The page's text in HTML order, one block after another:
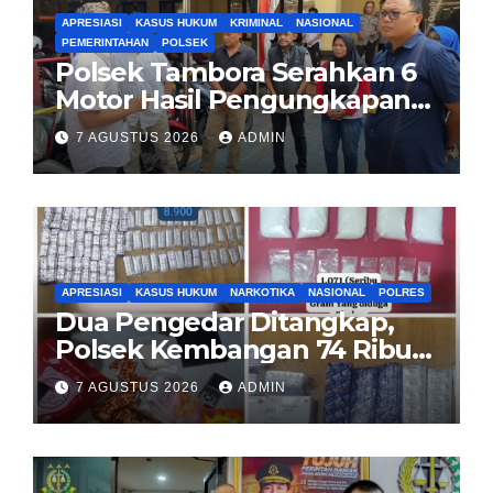
APRESIASI KASUS HUKUM KRIMINAL
NASIONAL
PEMERINTAHAN
POLSEK
Polsek Tambora Serahkan 6
Motor Hasil Pengungkapan
Kasus Curanmor Kepada
Pemilik Yang sah
7 AGUSTUS 2026 ADMIN
APRESIASI KASUS HUKUM NARKOTIKA NASIONAL POLRES
Dua Pengedar Ditangkap,
Polsek Kembangan 74 Ribu
Obat Keras, Sabu Hingga
Puluhan Vape Etomidate
Diamankan
7 AGUSTUS 2026 ADMIN